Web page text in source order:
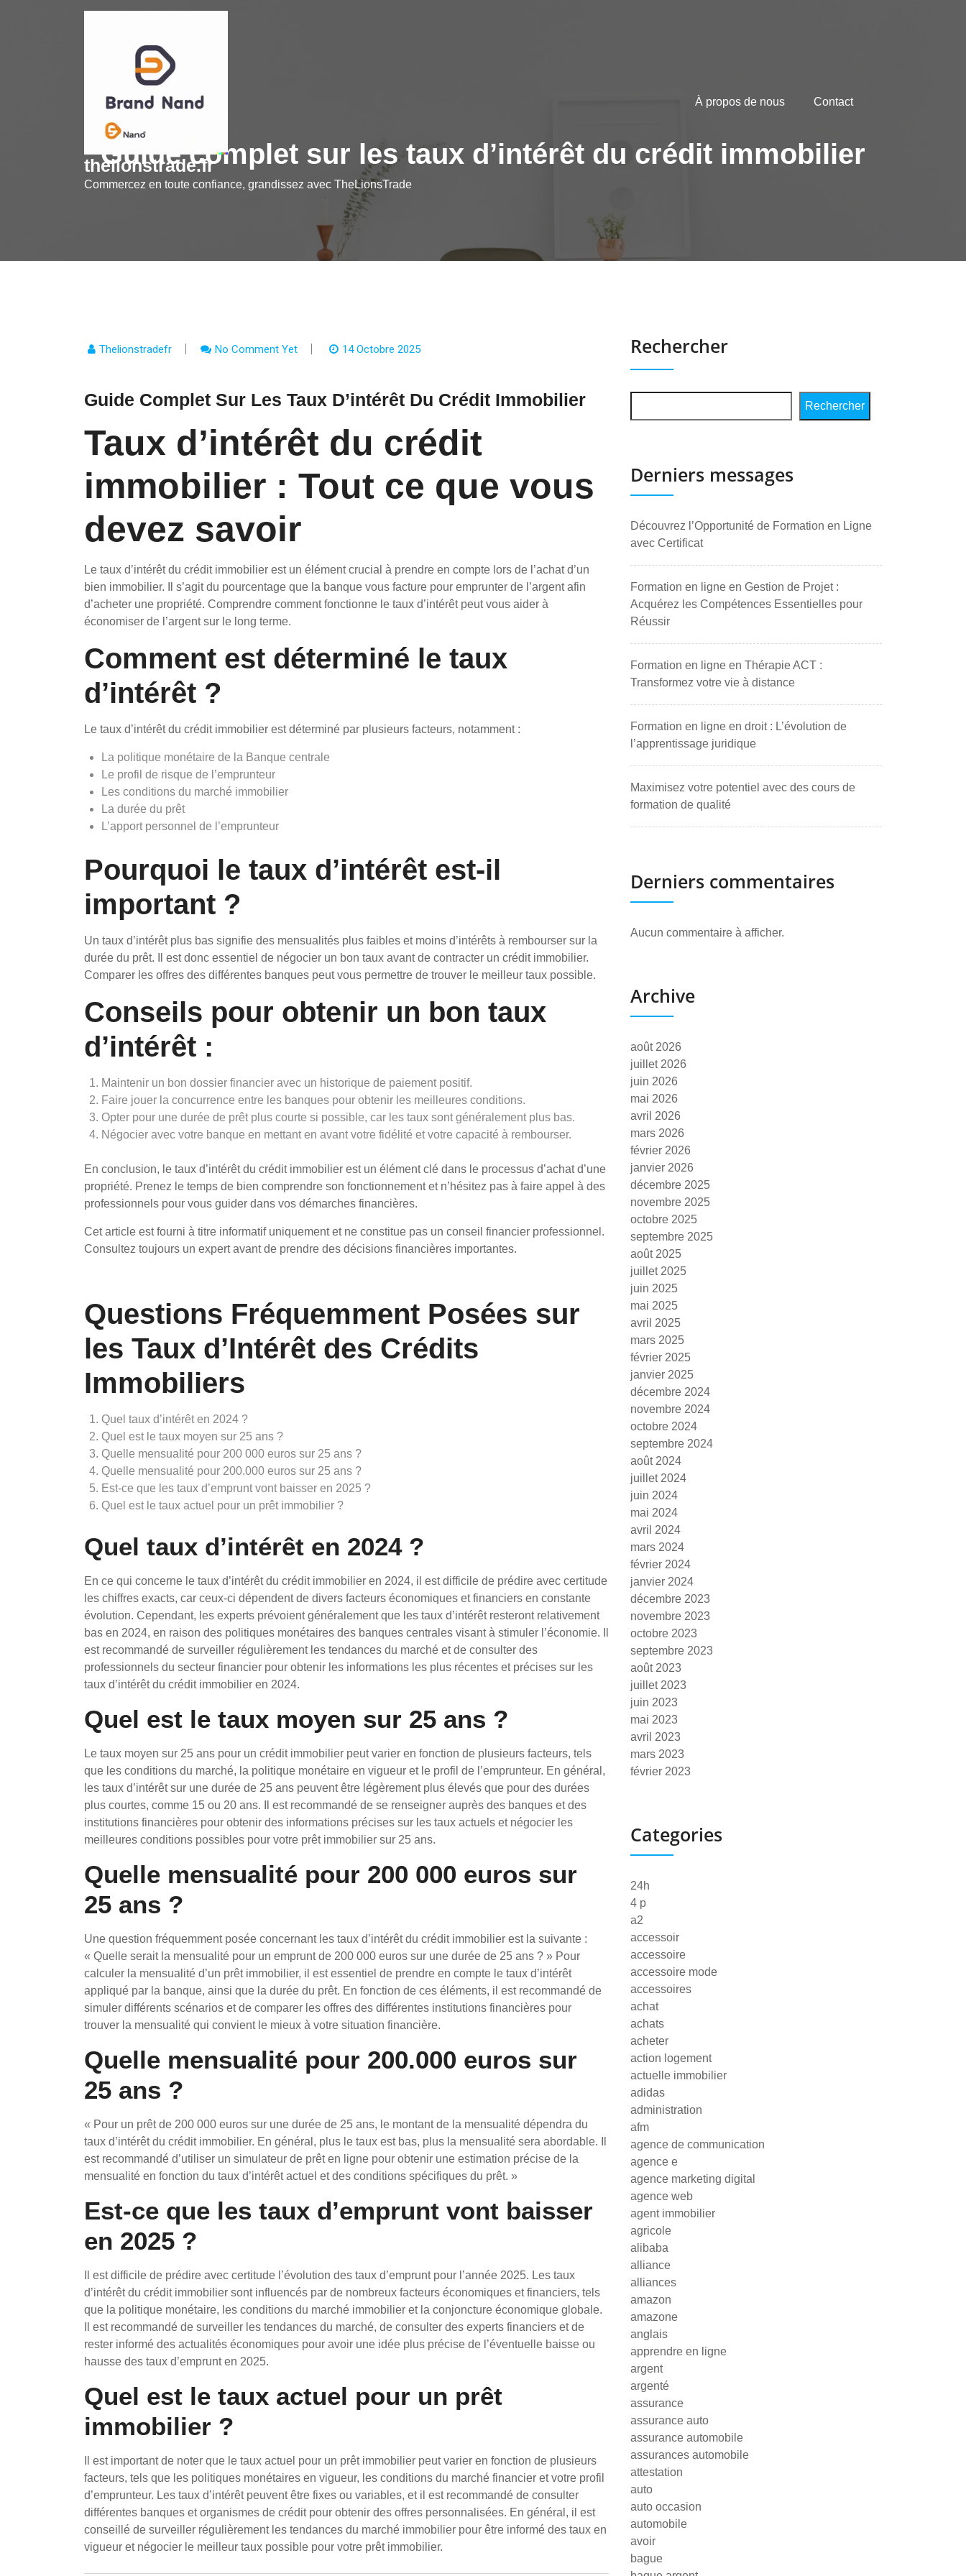
thelionstrade.fr
Commercez en toute confiance, grandissez avec TheLionsTrade
À propos de nous Contact
Guide complet sur les taux d’intérêt du crédit immobilier
Thelionstradefr No Comment Yet 14 Octobre 2025
Guide Complet Sur Les Taux D’intérêt Du Crédit Immobilier
Taux d’intérêt du crédit
immobilier : Tout ce que vous
devez savoir
Le taux d’intérêt du crédit immobilier est un élément crucial à prendre en compte lors de l’achat d’un
bien immobilier. Il s’agit du pourcentage que la banque vous facture pour emprunter de l’argent afin
d’acheter une propriété. Comprendre comment fonctionne le taux d’intérêt peut vous aider à
économiser de l’argent sur le long terme.
Comment est déterminé le taux
d’intérêt ?
Le taux d’intérêt du crédit immobilier est déterminé par plusieurs facteurs, notamment :
La politique monétaire de la Banque centrale
Le profil de risque de l’emprunteur
Les conditions du marché immobilier
La durée du prêt
L’apport personnel de l’emprunteur
Pourquoi le taux d’intérêt est-il
important ?
Un taux d’intérêt plus bas signifie des mensualités plus faibles et moins d’intérêts à rembourser sur la
durée du prêt. Il est donc essentiel de négocier un bon taux avant de contracter un crédit immobilier.
Comparer les offres des différentes banques peut vous permettre de trouver le meilleur taux possible.
Conseils pour obtenir un bon taux
d’intérêt :
Maintenir un bon dossier financier avec un historique de paiement positif.
Faire jouer la concurrence entre les banques pour obtenir les meilleures conditions.
Opter pour une durée de prêt plus courte si possible, car les taux sont généralement plus bas.
Négocier avec votre banque en mettant en avant votre fidélité et votre capacité à rembourser.
En conclusion, le taux d’intérêt du crédit immobilier est un élément clé dans le processus d’achat d’une
propriété. Prenez le temps de bien comprendre son fonctionnement et n’hésitez pas à faire appel à des
professionnels pour vous guider dans vos démarches financières.
Cet article est fourni à titre informatif uniquement et ne constitue pas un conseil financier professionnel.
Consultez toujours un expert avant de prendre des décisions financières importantes.
Questions Fréquemment Posées sur
les Taux d’Intérêt des Crédits
Immobiliers
Quel taux d’intérêt en 2024 ?
Quel est le taux moyen sur 25 ans ?
Quelle mensualité pour 200 000 euros sur 25 ans ?
Quelle mensualité pour 200.000 euros sur 25 ans ?
Est-ce que les taux d’emprunt vont baisser en 2025 ?
Quel est le taux actuel pour un prêt immobilier ?
Quel taux d’intérêt en 2024 ?
En ce qui concerne le taux d’intérêt du crédit immobilier en 2024, il est difficile de prédire avec certitude
les chiffres exacts, car ceux-ci dépendent de divers facteurs économiques et financiers en constante
évolution. Cependant, les experts prévoient généralement que les taux d’intérêt resteront relativement
bas en 2024, en raison des politiques monétaires des banques centrales visant à stimuler l’économie. Il
est recommandé de surveiller régulièrement les tendances du marché et de consulter des
professionnels du secteur financier pour obtenir les informations les plus récentes et précises sur les
taux d’intérêt du crédit immobilier en 2024.
Quel est le taux moyen sur 25 ans ?
Le taux moyen sur 25 ans pour un crédit immobilier peut varier en fonction de plusieurs facteurs, tels
que les conditions du marché, la politique monétaire en vigueur et le profil de l’emprunteur. En général,
les taux d’intérêt sur une durée de 25 ans peuvent être légèrement plus élevés que pour des durées
plus courtes, comme 15 ou 20 ans. Il est recommandé de se renseigner auprès des banques et des
institutions financières pour obtenir des informations précises sur les taux actuels et négocier les
meilleures conditions possibles pour votre prêt immobilier sur 25 ans.
Quelle mensualité pour 200 000 euros sur
25 ans ?
Une question fréquemment posée concernant les taux d’intérêt du crédit immobilier est la suivante :
« Quelle serait la mensualité pour un emprunt de 200 000 euros sur une durée de 25 ans ? » Pour
calculer la mensualité d’un prêt immobilier, il est essentiel de prendre en compte le taux d’intérêt
appliqué par la banque, ainsi que la durée du prêt. En fonction de ces éléments, il est recommandé de
simuler différents scénarios et de comparer les offres des différentes institutions financières pour
trouver la mensualité qui convient le mieux à votre situation financière.
Quelle mensualité pour 200.000 euros sur
25 ans ?
« Pour un prêt de 200 000 euros sur une durée de 25 ans, le montant de la mensualité dépendra du
taux d’intérêt du crédit immobilier. En général, plus le taux est bas, plus la mensualité sera abordable. Il
est recommandé d’utiliser un simulateur de prêt en ligne pour obtenir une estimation précise de la
mensualité en fonction du taux d’intérêt actuel et des conditions spécifiques du prêt. »
Est-ce que les taux d’emprunt vont baisser
en 2025 ?
Il est difficile de prédire avec certitude l’évolution des taux d’emprunt pour l’année 2025. Les taux
d’intérêt du crédit immobilier sont influencés par de nombreux facteurs économiques et financiers, tels
que la politique monétaire, les conditions du marché immobilier et la conjoncture économique globale.
Il est recommandé de surveiller les tendances du marché, de consulter des experts financiers et de
rester informé des actualités économiques pour avoir une idée plus précise de l’éventuelle baisse ou
hausse des taux d’emprunt en 2025.
Quel est le taux actuel pour un prêt
immobilier ?
Il est important de noter que le taux actuel pour un prêt immobilier peut varier en fonction de plusieurs
facteurs, tels que les politiques monétaires en vigueur, les conditions du marché financier et votre profil
d’emprunteur. Les taux d’intérêt peuvent être fixes ou variables, et il est recommandé de consulter
différentes banques et organismes de crédit pour obtenir des offres personnalisées. En général, il est
conseillé de surveiller régulièrement les tendances du marché immobilier pour être informé des taux en
vigueur et négocier le meilleur taux possible pour votre prêt immobilier.
Rechercher
Rechercher
Derniers messages
Découvrez l’Opportunité de Formation en Ligne
avec Certificat
Formation en ligne en Gestion de Projet :
Acquérez les Compétences Essentielles pour
Réussir
Formation en ligne en Thérapie ACT :
Transformez votre vie à distance
Formation en ligne en droit : L’évolution de
l’apprentissage juridique
Maximisez votre potentiel avec des cours de
formation de qualité
Derniers commentaires
Aucun commentaire à afficher.
Archive
août 2026
juillet 2026
juin 2026
mai 2026
avril 2026
mars 2026
février 2026
janvier 2026
décembre 2025
novembre 2025
octobre 2025
septembre 2025
août 2025
juillet 2025
juin 2025
mai 2025
avril 2025
mars 2025
février 2025
janvier 2025
décembre 2024
novembre 2024
octobre 2024
septembre 2024
août 2024
juillet 2024
juin 2024
mai 2024
avril 2024
mars 2024
février 2024
janvier 2024
décembre 2023
novembre 2023
octobre 2023
septembre 2023
août 2023
juillet 2023
juin 2023
mai 2023
avril 2023
mars 2023
février 2023
Categories
24h
4 p
a2
accessoir
accessoire
accessoire mode
accessoires
achat
achats
acheter
action logement
actuelle immobilier
adidas
administration
afm
agence de communication
agence e
agence marketing digital
agence web
agent immobilier
agricole
alibaba
alliance
alliances
amazon
amazone
anglais
apprendre en ligne
argent
argenté
assurance
assurance auto
assurance automobile
assurances automobile
attestation
auto
auto occasion
automobile
avoir
bague